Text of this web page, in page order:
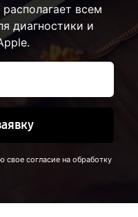
всем
диагностики и
свое согласие на обработку